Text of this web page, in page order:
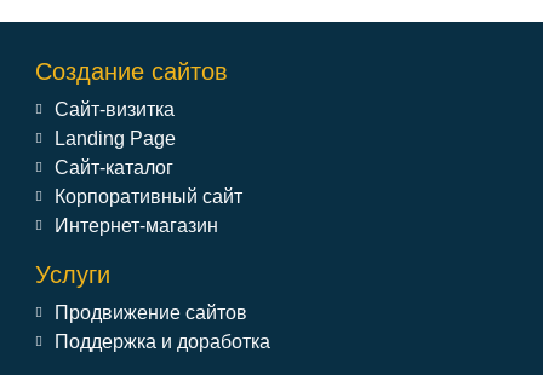
Создание сайтов
Сайт-визитка
Landing Page
Сайт-каталог
Корпоративный сайт
Интернет-магазин
Услуги
Продвижение сайтов
Поддержка и доработка